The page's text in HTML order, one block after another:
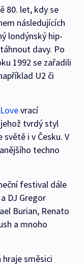
80. let, kdy se
následujících
londýnský hip-
davy. Po
1992 se zařadili
U2 či
vrací
tvrdý styl
i v Česku. V
techno
festival dále
DJ Gregor
Burian, Renato
a mnoho
směsici